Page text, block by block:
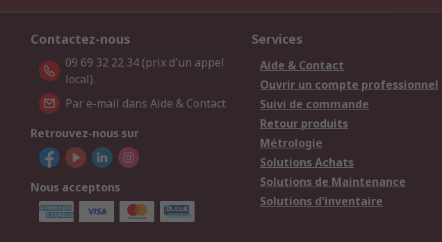
Contactez-nous
09 69 32 22 34 (prix d'un appel
local).
Par e-mail dans Aide & Contact
Retrouvez-nous sur
Nous acceptons
Services
Aide & Contact
Ouvrir un compte professionnel
Suivi de commande
Retour produits
Métrologie
Solutions Achats
Solutions de Maintenance
Solutions d'inventaire